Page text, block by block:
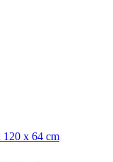
120 x 64 cm